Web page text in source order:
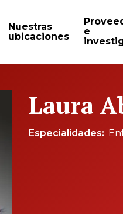
Nuestras
ubicaciones
e
Laura
Especialidades